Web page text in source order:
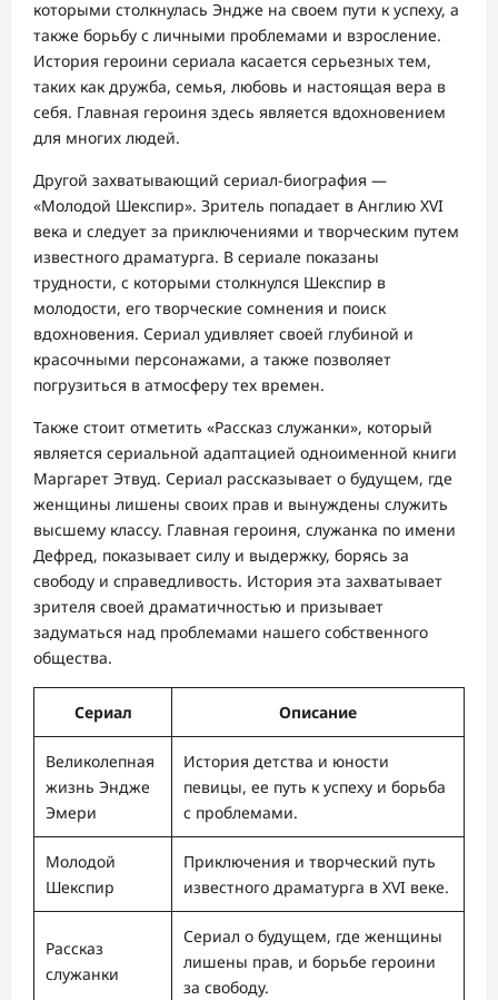
которыми столкнулась Эндже на своем пути к успеху, а
также борьбу с личными проблемами и взросление.
История героини сериала касается серьезных тем,
таких как дружба, семья, любовь и настоящая вера в
себя. Главная героиня здесь является вдохновением
для многих людей.
Другой захватывающий сериал-биография —
«Молодой Шекспир». Зритель попадает в Англию XVI
века и следует за приключениями и творческим путем
известного драматурга. В сериале показаны
трудности, с которыми столкнулся Шекспир в
молодости, его творческие сомнения и поиск
вдохновения. Сериал удивляет своей глубиной и
красочными персонажами, а также позволяет
погрузиться в атмосферу тех времен.
Также стоит отметить «Рассказ служанки», который
является сериальной адаптацией одноименной книги
Маргарет Этвуд. Сериал рассказывает о будущем, где
женщины лишены своих прав и вынуждены служить
высшему классу. Главная героиня, служанка по имени
Дефред, показывает силу и выдержку, борясь за
свободу и справедливость. История эта захватывает
зрителя своей драматичностью и призывает
задуматься над проблемами нашего собственного
общества.
Сериал Описание
Великолепная
жизнь Эндже
Эмери
История детства и юности
певицы, ее путь к успеху и борьба
с проблемами.
Молодой
Шекспир
Приключения и творческий путь
известного драматурга в XVI веке.
Рассказ
служанки
Сериал о будущем, где женщины
лишены прав, и борьбе героини
за свободу.